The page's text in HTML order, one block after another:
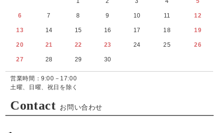
6 7 8 9 10 11 12
13 14 15 16 17 18 19
20 21 22 23 24 25 26
27 28 29 30
営業時間：9:00－17:00
土曜、日曜、祝日を除く
Contact お問い合わせ